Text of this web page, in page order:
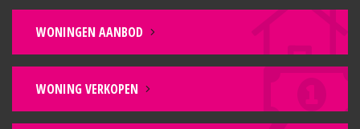
WONINGEN AANBOD
WONING VERKOPEN